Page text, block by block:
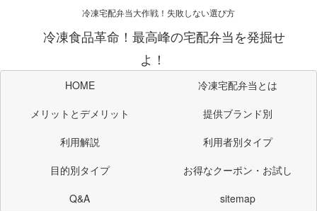
冷凍宅配弁当大作戦！失敗しない選び方
冷凍食品革命！最高峰の宅配弁当を発掘せ
よ！
HOME
冷凍宅配弁当とは
メリットとデメリット
提供ブランド別
利用解説
利用者別タイプ
目的別タイプ
お得なクーポン・お試し
Q&A
sitemap